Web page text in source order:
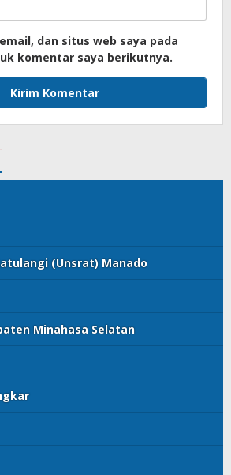
dan situs web saya pada
komentar saya berikutnya.
(Unsrat) Manado
Minahasa Selatan